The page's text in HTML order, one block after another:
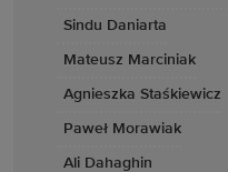
Sindu Daniarta
Mateusz Marciniak
Agnieszka Staśkiewicz
Paweł Morawiak
Ali Dahaghin